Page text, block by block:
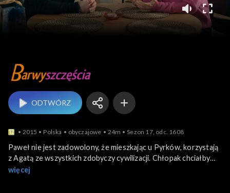
ODTWÓRZ
2015 Polska obyczajowe 24m Sezon 17, odc. 1608
Paweł nie jest zadowolony, że mieszkając u Pyrków, korzystają
z Agatą ze wszystkich zdobyczy cywilizacji. Chłopak chciałby
wrócić do ascetycznego życia, o co kłóci się z ukochaną...
więcej